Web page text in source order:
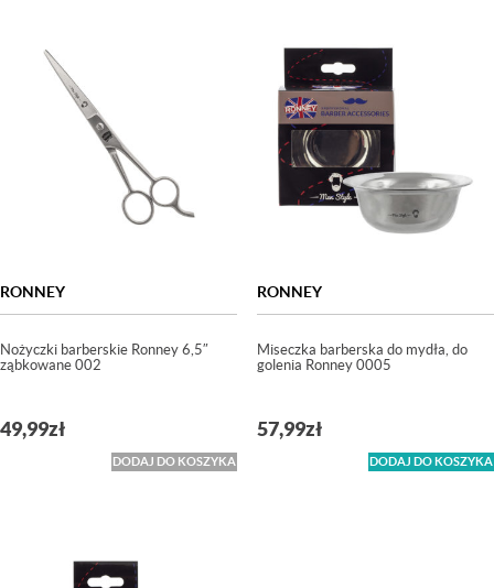
RONNEY
Nożyczki barberskie Ronney 6,5″
ząbkowane 002
49,99zł
DODAJ DO KOSZYKA
RONNEY
Miseczka barberska do mydła, do
golenia Ronney 0005
57,99zł
DODAJ DO KOSZYKA